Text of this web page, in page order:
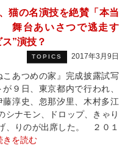
猫の名演技を絶賛「本当
舞台あいさつで逃走す
”演技？
TOPICS 2017年3月9日
あつめの家』完成披露試写
９日、東京都内で行われ、
藤淳史、忽那汐里、木村多江
シナモン、ドロップ、きゃり
、りのが出席した。 ２０１
きを読む